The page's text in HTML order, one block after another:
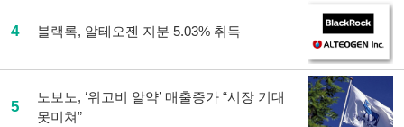
4 블랙록, 알테오젠 지분 5.03% 취득
5
노보노, ‘위고비 알약’ 매출증가 “시장 기대
못미쳐”